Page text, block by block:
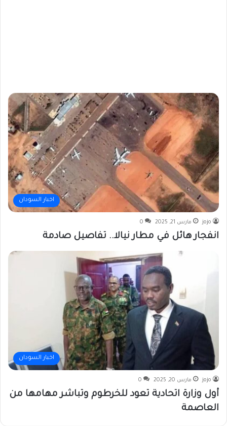
اخبار السودان
jojo مارس 21, 2025 0
انفجار هائل في مطار نيالا.. تفاصيل صادمة
اخبار السودان
jojo مارس 20, 2025 0
أول وزارة اتحادية تعود للخرطوم وتباشر مهامها من
العاصمة